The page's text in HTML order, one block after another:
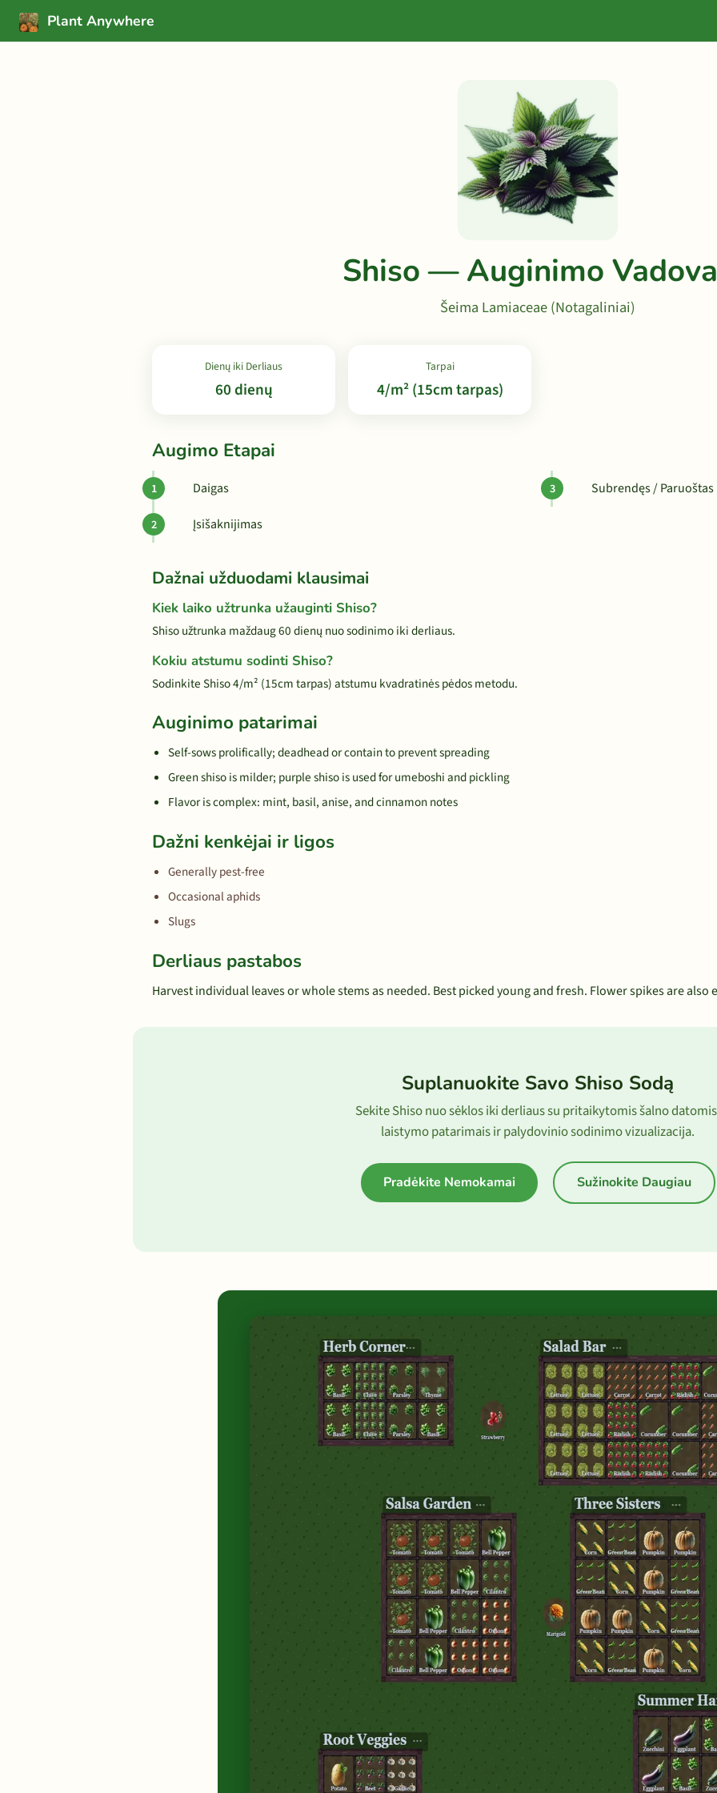
Plant Anywhere
Shiso — Auginimo
Šeima Lamiaceae (Notagaliniai)
Dienų iki Derliaus
60 dienų
Tarpai
4/m² (15cm tarpas)
Augimo Etapai
Daigas
Įsišaknijimas
Subrendęs /
Dažnai užduodami klausimai
Kiek laiko užtrunka užauginti Shiso?
Shiso užtrunka maždaug 60 dienų nuo sodinimo iki derliaus.
Kokiu atstumu sodinti Shiso?
Sodinkite Shiso 4/m² (15cm tarpas) atstumu kvadratinės pėdos metodu.
Auginimo patarimai
Self-sows prolifically; deadhead or contain to prevent spreading
Green shiso is milder; purple shiso is used for umeboshi and pickling
Flavor is complex: mint, basil, anise, and cinnamon notes
Dažni kenkėjai ir ligos
Generally pest-free
Occasional aphids
Slugs
Derliaus pastabos
Harvest individual leaves or whole stems as needed. Best picked young and fresh. Flower spikes are
Suplanuokite Savo Shiso Sodą
Sekite Shiso nuo sėklos iki derliaus su pritaikytomis šalno
laistymo patarimais ir palydovinio sodinimo vizualizacija.
Pradėkite Nemokamai Sužinokite Daugiau